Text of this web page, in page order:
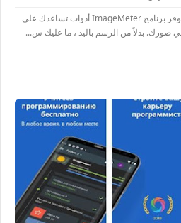
📲ImageMeter Pro v3.5.12 💡 يوفر برنامج ImageMeter أدوات تساعدك على
صورك. بدلاً من الرسم باليد ، ما عليك س...